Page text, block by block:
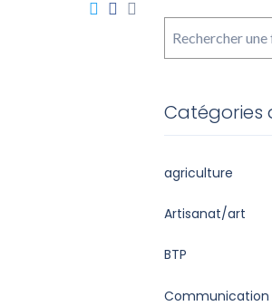
Catégories
agriculture
Artisanat/art
BTP
Communication